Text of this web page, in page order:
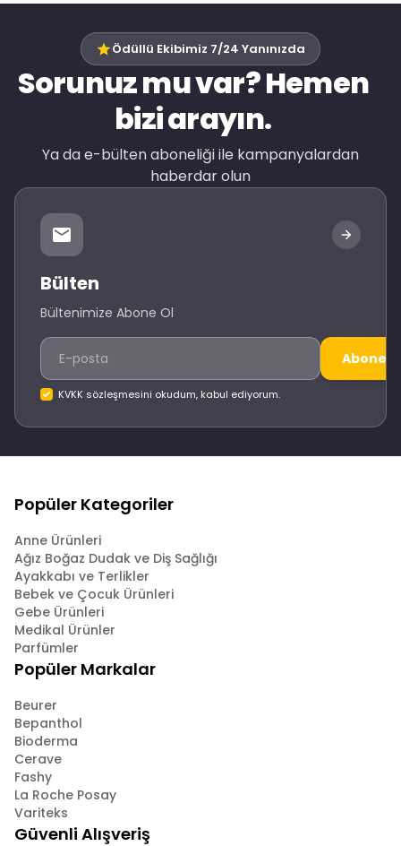
Ödüllü Ekibimiz 7/24 Yanınızda
Sorunuz mu var? Hemen
bizi arayın.
Ya da e-bülten aboneliği ile kampanyalardan
haberdar olun
Bülten
Bültenimize Abone Ol
Abone
KVKK sözleşmesini okudum, kabul ediyorum.
Popüler Kategoriler
Anne Ürünleri
Ağız Boğaz Dudak ve Diş Sağlığı
Ayakkabı ve Terlikler
Bebek ve Çocuk Ürünleri
Gebe Ürünleri
Medikal Ürünler
Parfümler
Popüler Markalar
Beurer
Bepanthol
Bioderma
Cerave
Fashy
La Roche Posay
Variteks
Güvenli Alışveriş